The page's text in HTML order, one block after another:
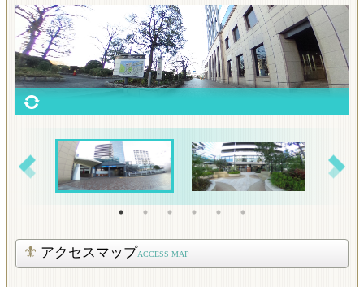
アクセスマップACCESS MAP